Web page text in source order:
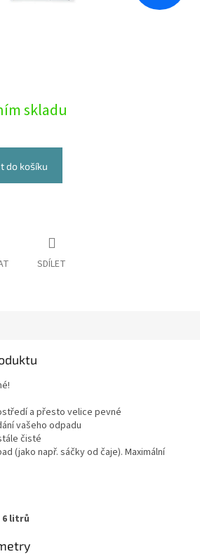
skladu
do košíku
SDÍLET
a přesto velice pevné
vašeho odpadu
čisté
(jako např. sáčky od čaje). Maximální
6 litrů